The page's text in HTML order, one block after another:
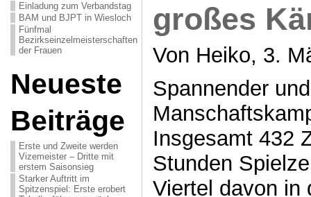
Einladung zum Verbandstag
BAM und BJPT in Wiesloch
Fünfmal
Bezirkseinzelmeisterschaften
der Frauen
Neueste
Beiträge
Erste und Zweite werden
Vizemeister – Dritte mit
erstem Saisonsieg
Starker Auftritt im
Spitzenspiel: Erste erobert
großes
Von Heiko, 3.
Spannender
Insgesamt 432
Stunden
Viertel davon in